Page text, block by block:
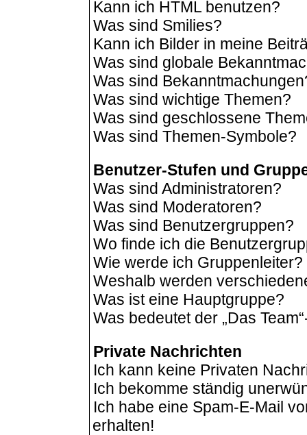
Kann ich HTML benutzen?
Was sind Smilies?
Kann ich Bilder in meine
Was sind globale
Was sind
Was sind wichtige Themen?
Was sind geschlossene
Was sind Themen-Symbole?
Benutzer-Stufen und
Was sind Administratoren?
Was sind Moderatoren?
Was sind Benutzergruppen?
Wo finde ich die
Wie werde ich Gruppenleiter?
Weshalb werden
Was ist eine Hauptgruppe?
Was bedeutet der „Das
Private Nachrichten
Ich kann keine Privaten
Ich bekomme ständig
Ich habe eine Spam-E-Mail
erhalten!